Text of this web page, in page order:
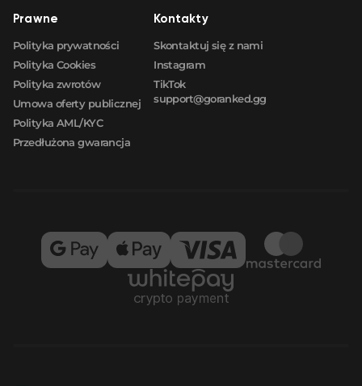
Prawne
Polityka prywatności
Polityka Cookies
Polityka zwrotów
Umowa oferty publicznej
Polityka AML/KYC
Przedłużona gwarancja
Kontakty
Skontaktuj się z nami
Instagram
TikTok
support@goranked.gg